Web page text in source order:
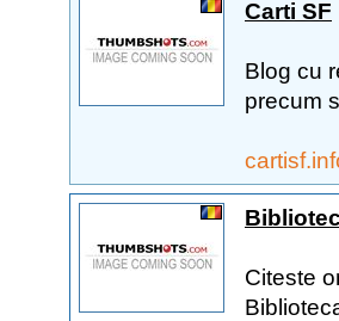
Carti SF
Blog cu
precum
Citeste